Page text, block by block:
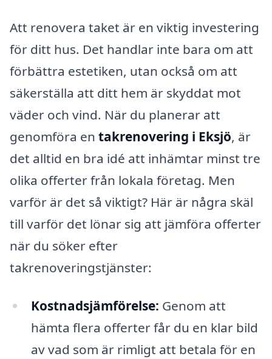
Att renovera taket är en viktig investering
för ditt hus. Det handlar inte bara om att
förbättra estetiken, utan också om att
säkerställa att ditt hem är skyddat mot
väder och vind. När du planerar att
genomföra en takrenovering i Eksjö, är
det alltid en bra idé att inhämtar minst tre
olika offerter från lokala företag. Men
varför är det så viktigt? Här är några skäl
till varför det lönar sig att jämföra offerter
när du söker efter
takrenoveringstjänster:
Kostnadsjämförelse: Genom att
hämta flera offerter får du en klar bild
av vad som är rimligt att betala för en